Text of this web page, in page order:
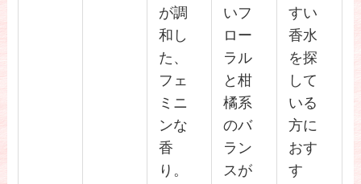
が調
和し
た、
フェ
ミニ
ンな
香
り。
いフ
ロー
ラル
と柑
橘系
のバ
ラン
スが
すい
香水
を探
して
いる
方に
おす
す